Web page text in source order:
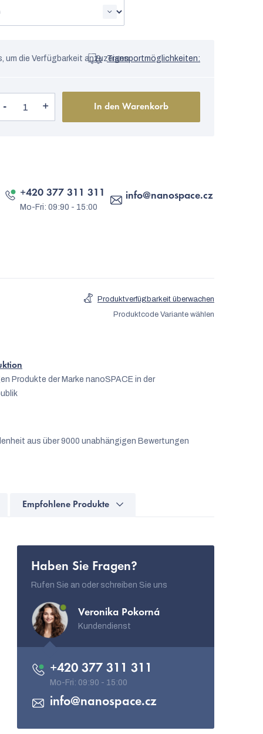
um die Verfügbarkeit anzuzeigenTransportmöglichkeiten:
In den Warenkorb
info@nanospace.cz
+420 377 311 311
Produktverfügbarkeit überwachen
Produktcode Variante wählen
Produkte der Marke nanoSPACE in der
aus über 9000 unabhängigen Bewertungen
Empfohlene Produkte
Haben Sie Fragen?
Rufen Sie an oder schreiben Sie uns
Veronika Pokorná
Kundendienst
info@nanospace.cz
+420 377 311 311